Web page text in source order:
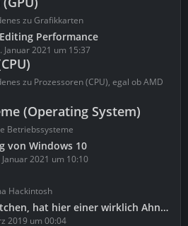
zu Grafikkarten
Performance
Januar 2021 um 15:37
zu Prozessoren (CPU), egal ob AMD
(Operating System)
Betriebssysteme
von Windows 10
Januar 2021 um 10:10
Hackintosh
hat hier einer wirklich Ahnung davon?
2019 um 00:04